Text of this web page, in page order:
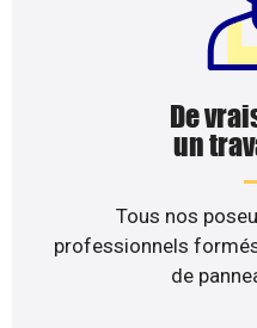
De
un
Tous nos
professionnels
de